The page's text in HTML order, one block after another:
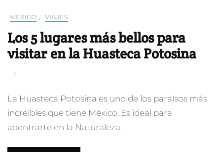
MÉXICO , VIAJES
Los 5 lugares más bellos para
visitar en la Huasteca Potosina
4
La Huasteca Potosina es uno de los paraísos más
increíbles que tiene México. Es ideal para
adentrarte en la Naturaleza …